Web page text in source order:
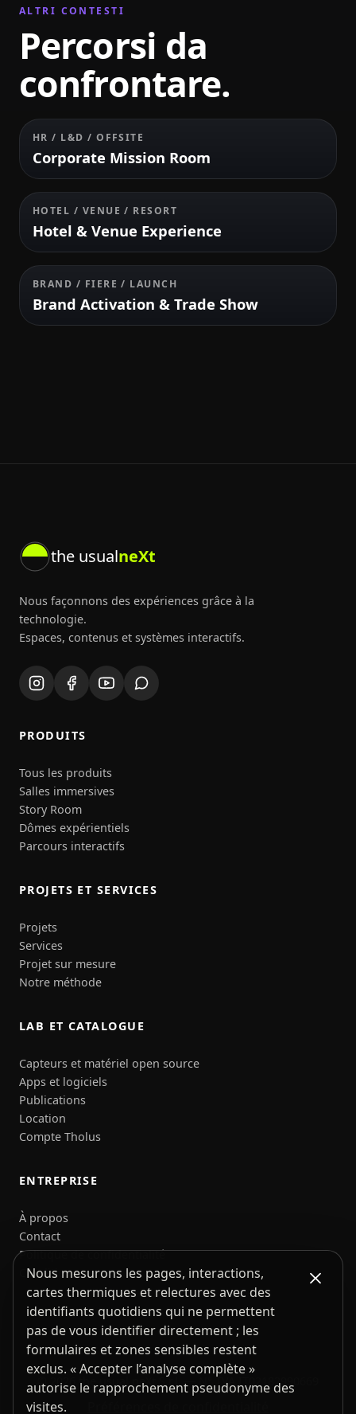
ALTRI CONTESTI
Percorsi da
confrontare.
HR / L&D / OFFSITE
Corporate Mission Room
HOTEL / VENUE / RESORT
Hotel & Venue Experience
BRAND / FIERE / LAUNCH
Brand Activation & Trade Show
the usualneXt
Nous façonnons des expériences grâce à la
technologie.
Espaces, contenus et systèmes interactifs.
PRODUITS
Tous les produits
Salles immersives
Story Room
Dômes expérientiels
Parcours interactifs
PROJETS ET SERVICES
Projets
Services
Projet sur mesure
Notre méthode
LAB ET CATALOGUE
Capteurs et matériel open source
Apps et logiciels
Publications
Location
Compte Tholus
ENTREPRISE
À propos
Contact
Politique de confidentialité
Conditions
© 2026 the usual neXt S.r.l. — N° TVA IT02182990669
Nous mesurons les pages, interactions,
cartes thermiques et relectures avec des
identifiants quotidiens qui ne permettent
pas de vous identifier directement ; les
formulaires et zones sensibles restent
exclus. « Accepter l’analyse complète »
autorise le rapprochement pseudonyme des
visites.